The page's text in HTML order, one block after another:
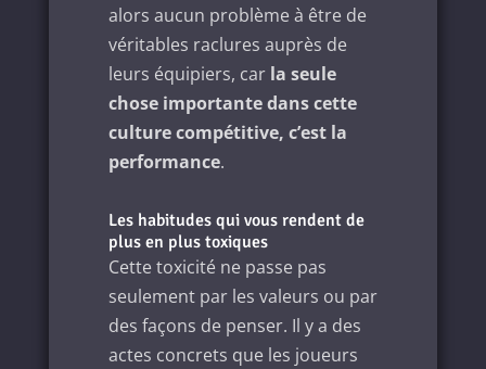
alors aucun problème à être de
véritables raclures auprès de
leurs équipiers, car la seule
chose importante dans cette
culture compétitive, c’est la
performance.
Les habitudes qui vous rendent de
plus en plus toxiques
Cette toxicité ne passe pas
seulement par les valeurs ou par
des façons de penser. Il y a des
actes concrets que les joueurs